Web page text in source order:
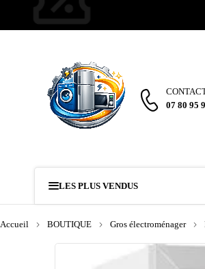
07 80 95
LES PLUS VENDUS
Accueil BOUTIQUE Gros électroménager